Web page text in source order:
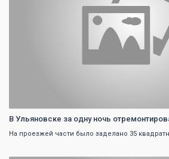
В Ульяновске за одну ночь
На проезжей части было заделано 35